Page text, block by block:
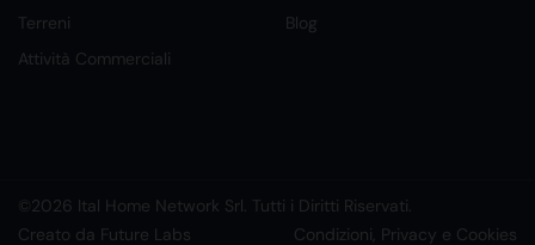
Terreni
Attività Commerciali
Blog
©2026 Ital Home Network Srl. Tutti i Diritti Riservati.
Creato da Future Labs
Condizioni, Privacy e Cookies